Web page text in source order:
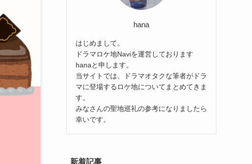
hana
はじめまして。
ドラマロケ地Naviを運営しております
hanaと申します。
当サイトでは、ドラマオタクな筆者がドラ
マに登場するロケ地についてまとめてきま
す。
みなさんの聖地巡礼の参考になりましたら
幸いです。
新着記事